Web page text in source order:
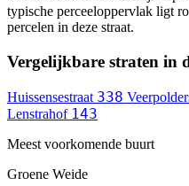
typische perceeloppervlak ligt
percelen in deze straat.
Vergelijkbare straten in
Huissensestraat 338
Lenstrahof 143
Meest voorkomende buurt
Groene Weide